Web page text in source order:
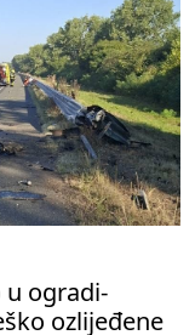
u ogradi-
ozlijeđene